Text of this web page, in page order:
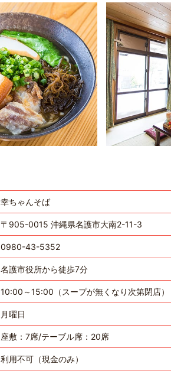
幸ちゃんそば
〒905-0015 沖縄県名護市大南2-11-3
0980-43-5352
名護市役所から徒歩7分
10:00～15:00（スープが無くなり次第閉店）
月曜日
座敷：7席/テーブル席：20席
利用不可（現金のみ）